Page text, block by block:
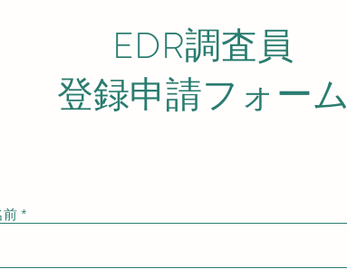
EDR調査員
登録申請フォーム
前